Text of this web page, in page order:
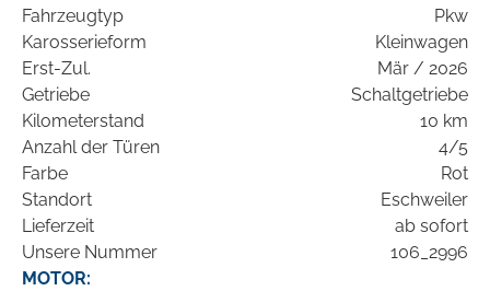
Fahrzeugtyp
Pkw
Karosserieform
Kleinwagen
Erst-Zul.
Mär / 2026
Getriebe
Schaltgetriebe
Kilometerstand
10 km
Anzahl der Türen
4/5
Farbe
Rot
Standort
Eschweiler
Lieferzeit
ab sofort
Unsere Nummer
106_2996
MOTOR: